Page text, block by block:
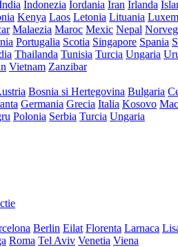
Indonezia Iordania Iran Irlanda
Kenya Laos Letonia Lituania
Malaezia Maroc Mexic Nepal
Portugalia Scotia Singapore Spania
Thailanda Tunisia Turcia Ungaria
Vietnam Zanzibar
Bosnia si Hertegovina Bulgaria
Germania Grecia Italia Kosovo
Polonia Serbia Turcia Ungaria
Berlin Eilat Florenta Larnaca
Roma Tel Aviv Venetia Viena